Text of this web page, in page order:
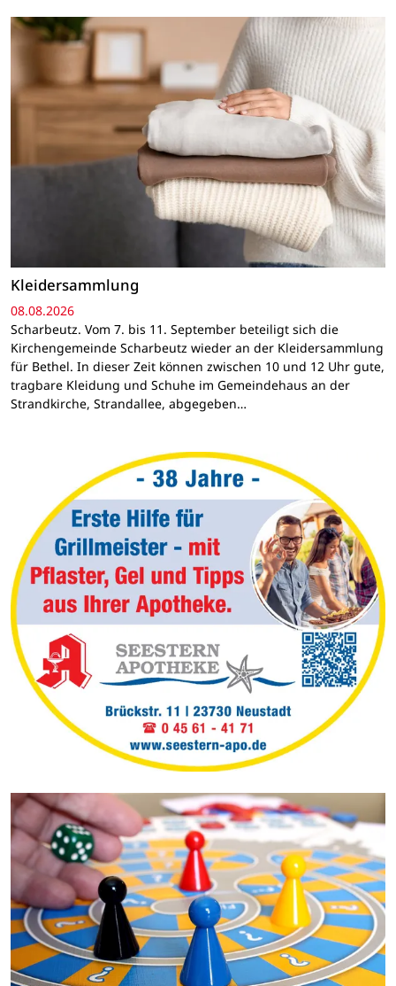
Kleidersammlung
08.08.2026
Scharbeutz. Vom 7. bis 11. September beteiligt sich die
Kirchengemeinde Scharbeutz wieder an der Kleidersammlung
für Bethel. In dieser Zeit können zwischen 10 und 12 Uhr gute,
tragbare Kleidung und Schuhe im Gemeindehaus an der
Strandkirche, Strandallee, abgegeben…